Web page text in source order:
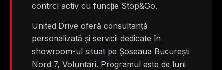
control activ cu funcție Stop&Go.
United Drive oferă consultanță
personalizată și servicii dedicate în
showroom-ul situat pe Șoseaua București
Nord 7, Voluntari. Programul este de luni